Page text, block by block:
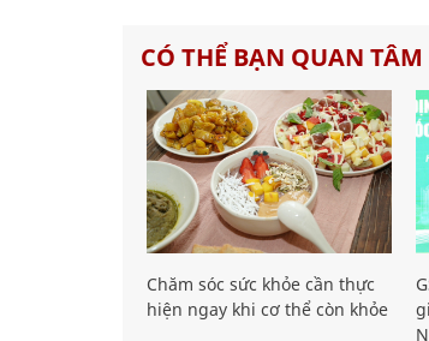
CÓ THỂ BẠN QUAN TÂM
Chăm sóc sức khỏe cần thực
hiện ngay khi cơ thể còn khỏe